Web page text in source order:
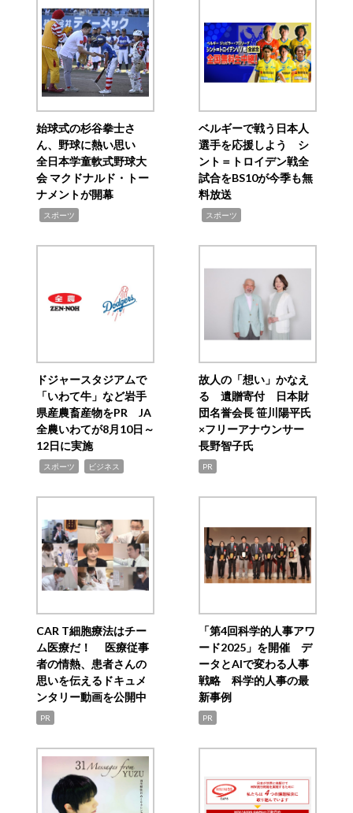
始球式の杉谷拳士さ
ん、野球に熱い思い
全日本学童軟式野球大
会 マクドナルド・トー
ナメントが開幕
スポーツ
ベルギーで戦う日本人
選手を応援しよう シ
ント＝トロイデン戦全
試合をBS10が今季も無
料放送
スポーツ
ドジャースタジアムで
「いわて牛」など岩手
県産農畜産物をPR JA
全農いわてが8月10日～
12日に実施
スポーツ ビジネス
故人の「想い」かなえ
る 遺贈寄付 日本財
団名誉会長 笹川陽平氏
×フリーアナウンサー
長野智子氏
PR
CAR T細胞療法はチー
ム医療だ！ 医療従事
者の情熱、患者さんの
思いを伝えるドキュメ
ンタリー動画を公開中
PR
「第4回科学的人事アワ
ード2025」を開催 デ
ータとAIで変わる人事
戦略 科学的人事の最
新事例
PR